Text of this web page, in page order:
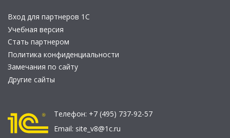
Вход для партнеров 1С
Учебная версия
Стать партнером
Политика конфиденциальности
Замечания по сайту
Другие сайты
Телефон: +7 (495) 737-92-57
Email: site_v8@1c.ru